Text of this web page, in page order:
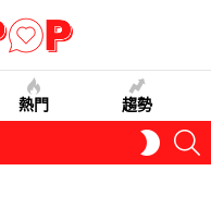
熱門 趨勢
SKIN